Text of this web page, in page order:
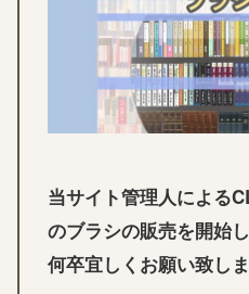
当サイト管理人による
のブラシの販売を開始
何卒宜しくお願い致し